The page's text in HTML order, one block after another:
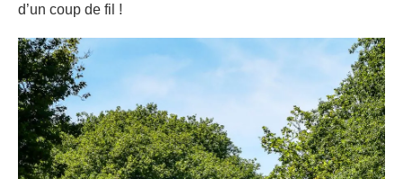
d’un coup de fil !